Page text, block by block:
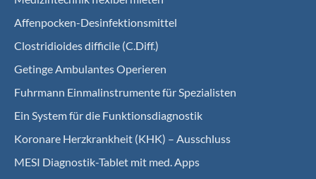
Affenpocken-Desinfektionsmittel
Clostridioides difficile (C.Diff.)
Getinge Ambulantes Operieren
Fuhrmann Einmalinstrumente für Spezialisten
Ein System für die Funktionsdiagnostik
Koro­nare Herz­krank­heit (KHK) – Ausschluss
MESI Diagnostik-Tablet mit med. Apps